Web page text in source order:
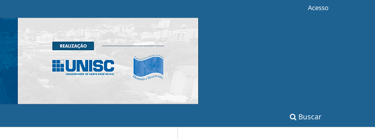
Buscar
Acesso